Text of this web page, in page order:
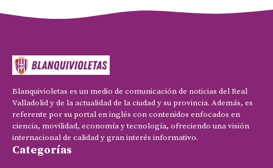
Blanquivioletas es un medio de comunicación de noticias del Real
Valladolid y de la actualidad de la ciudad y su provincia. Además, es
referente por su portal en inglés con contenidos enfocados en
ciencia, movilidad, economía y tecnología, ofreciendo una visión
internacional de calidad y gran interés informativo.
Categorías